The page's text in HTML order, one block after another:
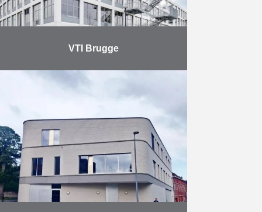
VTI Brugge
In december 2021 werd het project
VTI Brugge succesvol opgeleverd
in de cluster van de Scholen van
Meer